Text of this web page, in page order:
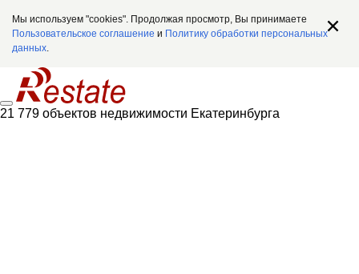
Мы используем "cookies". Продолжая просмотр, Вы принимаете
Пользовательское соглашение и Политику обработки персональных
данных.
21 779 объектов недвижимости Екатеринбурга